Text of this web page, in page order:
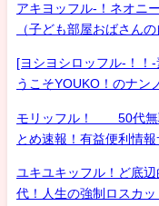
アキヨッフル-！ネオニ
（子ども部屋おばさん
[ヨシヨシロッフル-！！
うこそYOUKO！のナン
モリッフル！ 50代無
とめ速報！有益便利情
ユキユキッフル！ど底
代！人生の強制ロスカ